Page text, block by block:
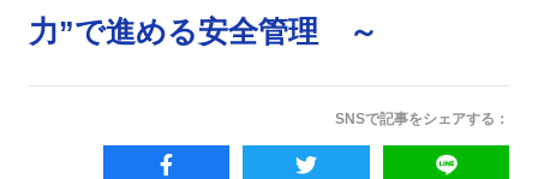
力”で進める安全管理 ～
SNSで記事をシェアする：